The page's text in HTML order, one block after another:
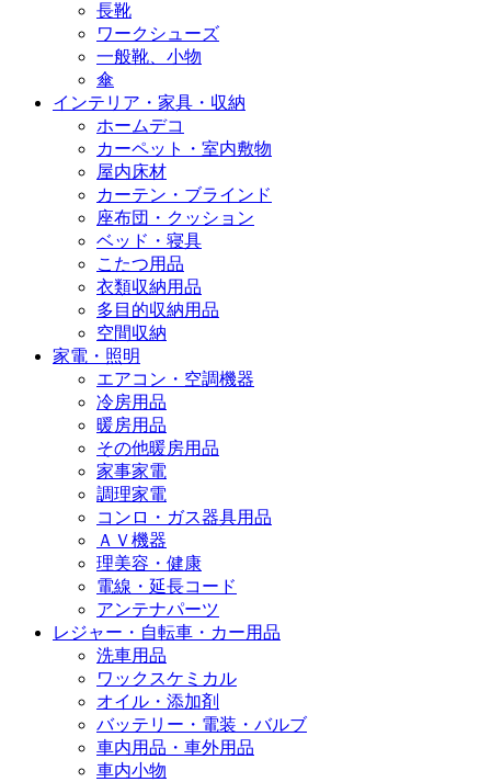
長靴
ワークシューズ
一般靴、小物
傘
インテリア・家具・収納
ホームデコ
カーペット・室内敷物
屋内床材
カーテン・ブラインド
座布団・クッション
ベッド・寝具
こたつ用品
衣類収納用品
多目的収納用品
空間収納
家電・照明
エアコン・空調機器
冷房用品
暖房用品
その他暖房用品
家事家電
調理家電
コンロ・ガス器具用品
ＡＶ機器
理美容・健康
電線・延長コード
アンテナパーツ
レジャー・自転車・カー用品
洗車用品
ワックスケミカル
オイル・添加剤
バッテリー・電装・バルブ
車内用品・車外用品
車内小物